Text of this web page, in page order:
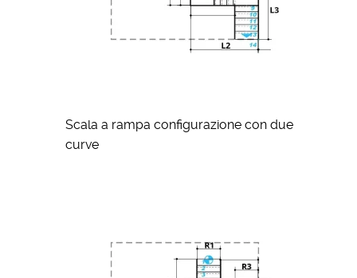
Scala a rampa configurazione con due
curve